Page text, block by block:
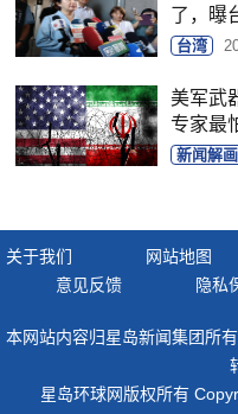
了，曝
台湾
美军武
专家最
新闻解画
关于我们 网站地图
意见反馈
隐私
本网站内容归星岛新闻集团所
星岛环球网版权所有